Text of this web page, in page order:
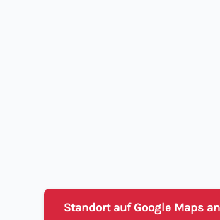
Standort auf Google Maps